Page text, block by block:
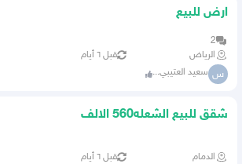
ارض للبيع
2
الرياض
قبل ٦ أيام
س سعيد العتيبي...
شقق للبيع الشعله560 الالف
الدمام قبل ٦ أيام